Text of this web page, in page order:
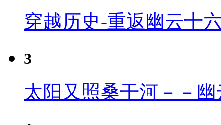
穿越历史-重返幽云十
3
太阳又照桑干河－－